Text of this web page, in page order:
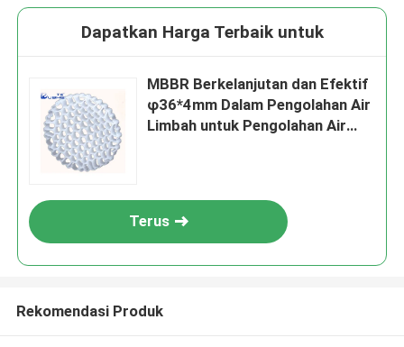
Dapatkan Harga Terbaik untuk
MBBR Berkelanjutan dan Efektif
φ36*4mm Dalam Pengolahan Air
Limbah untuk Pengolahan Air
Terus
Rekomendasi Produk